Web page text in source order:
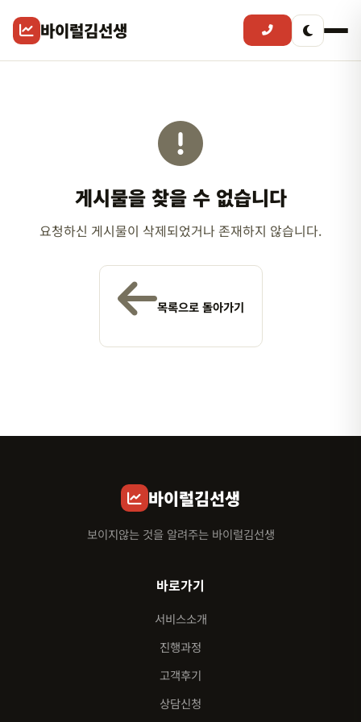
바이럴김선생
게시물을 찾을 수 없습니다
요청하신 게시물이 삭제되었거나 존재하지 않습니다.
목록으로 돌아가기
바이럴김선생
보이지않는 것을 알려주는 바이럴김선생
바로가기
서비스소개
진행과정
고객후기
상담신청